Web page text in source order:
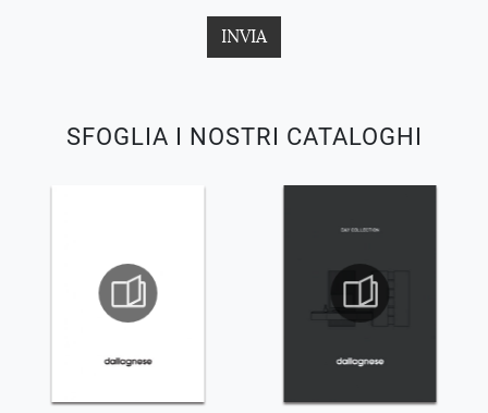
SFOGLIA I NOSTRI CATALOGHI
INVIA